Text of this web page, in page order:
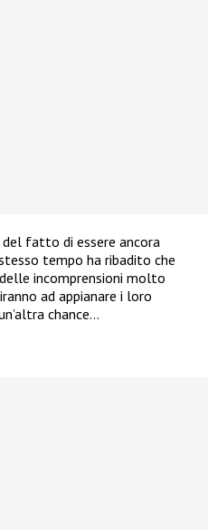
fatto di essere ancora
tempo ha ribadito che
incomprensioni molto
ad appianare i loro
chance…